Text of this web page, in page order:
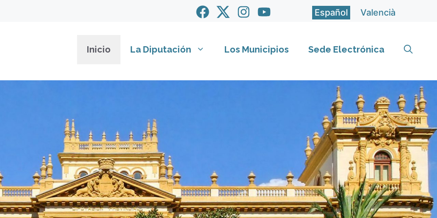
Español Valencià
Inicio La Diputación Los Municipios Sede Electrónica